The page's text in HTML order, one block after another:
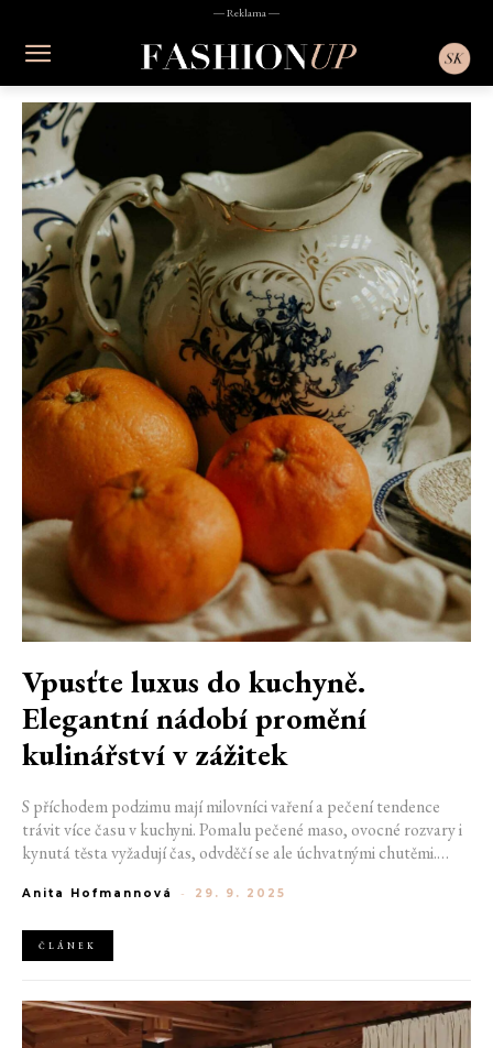
― Reklama ―
Vpusťte luxus do kuchyně.
Elegantní nádobí promění
kulinářství v zážitek
S příchodem podzimu mají milovníci vaření a pečení tendence
trávit více času v kuchyni. Pomalu pečené maso, ovocné rozvary i
kynutá těsta vyžadují čas, odvděčí se ale úchvatnými chutěmi.
luxusní vybavení do kuchyně, se kterým vaše dokonalé výtvory
Anita Hofmannová - 29. 9. 2025
ČLÁNEK